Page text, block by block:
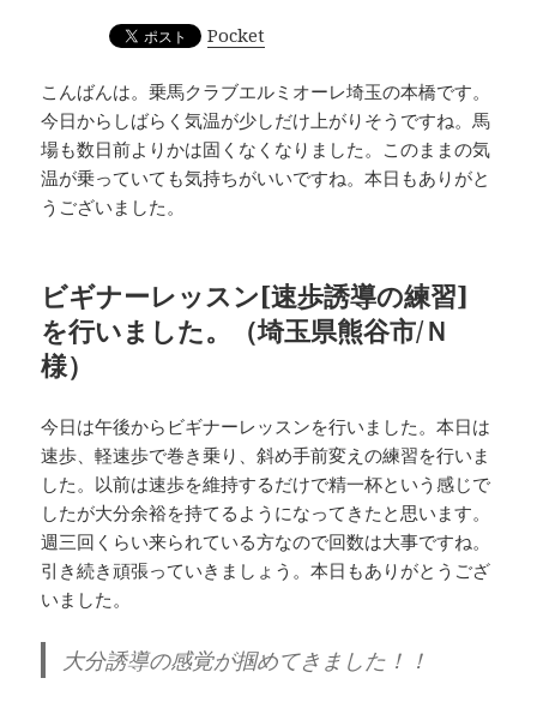
Pocket
こんばんは。乗馬クラブエルミオーレ埼玉の本橋です。
今日からしばらく気温が少しだけ上がりそうですね。馬
場も数日前よりかは固くなくなりました。このままの気
温が乗っていても気持ちがいいですね。本日もありがと
うございました。
ビギナーレッスン[速歩誘導の練習]
を行いました。（埼玉県熊谷市/Ｎ
様）
今日は午後からビギナーレッスンを行いました。本日は
速歩、軽速歩で巻き乗り、斜め手前変えの練習を行いま
した。以前は速歩を維持するだけで精一杯という感じで
したが大分余裕を持てるようになってきたと思います。
週三回くらい来られている方なので回数は大事ですね。
引き続き頑張っていきましょう。本日もありがとうござ
いました。
大分誘導の感覚が掴めてきました！！